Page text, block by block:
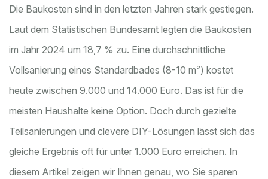
Die Baukosten sind in den letzten Jahren stark gestiegen.
Laut dem Statistischen Bundesamt legten die Baukosten
im Jahr 2024 um 18,7 % zu. Eine durchschnittliche
Vollsanierung eines Standardbades (8-10 m²) kostet
heute zwischen 9.000 und 14.000 Euro. Das ist für die
meisten Haushalte keine Option. Doch durch gezielte
Teilsanierungen und clevere DIY-Lösungen lässt sich das
gleiche Ergebnis oft für unter 1.000 Euro erreichen. In
diesem Artikel zeigen wir Ihnen genau, wo Sie sparen